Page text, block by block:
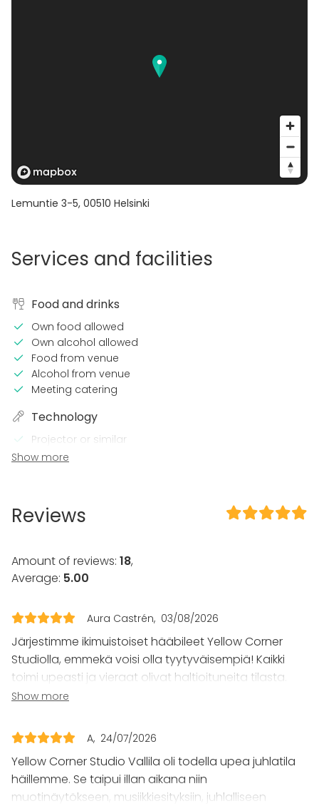
Lemuntie 3-5, 00510 Helsinki
Services and facilities
Food and drinks
Own food allowed
Own alcohol allowed
Food from venue
Alcohol from venue
Meeting catering
Technology
Projector or similar
Microphone
Professional sound system
In the venue
Terrace
Loud music OK
Equipment
Kitchen for customer
Stage
Event types
Party
Wedding
Spa / Wellness / Sauna
Show more
Reviews
Amount of reviews: 18,
Average: 5.00
Aura Castrén 03/08/2026
Järjestimme ikimuistoiset hääbileet Yellow Corner
Studiolla, emmekä voisi olla tyytyväisempiä! Kaikki
toimi upeasti ja vieraat olivat haltioituneita tilasta.
Valmiiksi kauniiseen tilaan oli helppo tulla, eikä omia
ehdottomasti hyvät tilat laittautumiseen, viihtyisä
bäkkäri esiintyjille ja valtava tunnelmallinen terassi
elokuun pimenevässä illassa. Lämmin suositus!
Show more
A 24/07/2026
Yellow Corner Studio Vallila oli todella upea juhlatila
häillemme. Se taipui illan aikana niin
muotinäytökseen, musiikkiesityksiin, juhlalliseen